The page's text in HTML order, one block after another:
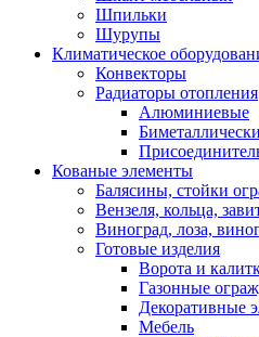
Шпильки
Шурупы
Климатическое
Конвекторы
Радиаторы отопления
Алюминиевые
Кованые элементы
Балясины, стойки
Вензеля, кольца,
Виноград, лоза,
Готовые изделия
Ворота и
Газонные
Декоративные
Мебель